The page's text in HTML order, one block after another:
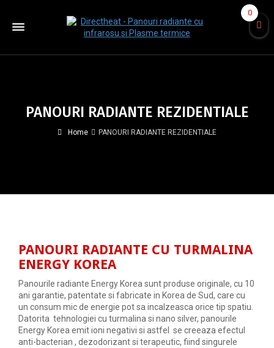
PANOURI RADIANTE REZIDENTIALE
Home PANOURI RADIANTE REZIDENTIALE
PANOURI RADIANTE CU TURMALINA
ENERGY KOREA
Panourile radiante Energy Korea sunt produse originale, cu 10
ani garantie, patentate si fabricate in Korea de Sud, care cu
un consum mic de energie pot sa incalzeasca orice tip spatiu.
Datorita tehnologiei cu turmalina si nano silver, panourile
Energy Korea emit ioni negativi si astfel se creeaza efectul
anti-bacterian , dezodorizant si terapeutic, fiind singurele
0